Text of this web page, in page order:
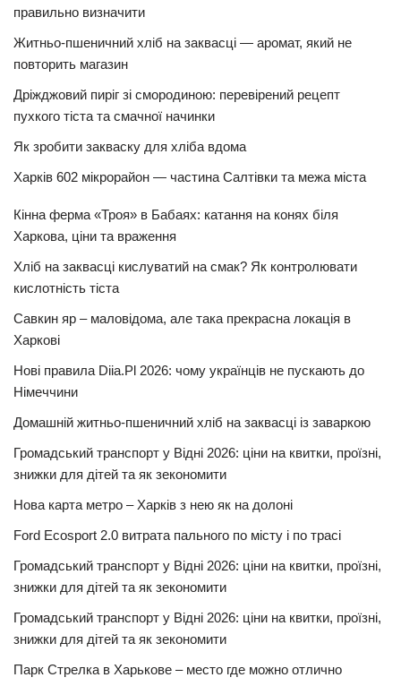
правильно визначити
Житньо-пшеничний хліб на заквасці — аромат, який не
повторить магазин
Дріжджовий пиріг зі смородиною: перевірений рецепт
пухкого тіста та смачної начинки
Як зробити закваску для хліба вдома
Харків 602 мікрорайон — частина Салтівки та межа міста
Кінна ферма «Троя» в Бабаях: катання на конях біля
Харкова, ціни та враження
Хліб на заквасці кислуватий на смак? Як контролювати
кислотність тіста
Савкин яр – маловідома, але така прекрасна локація в
Харкові
Нові правила Diia.Pl 2026: чому українців не пускають до
Німеччини
Домашній житньо-пшеничний хліб на заквасці із заваркою
Громадський транспорт у Відні 2026: ціни на квитки, проїзні,
знижки для дітей та як зекономити
Нова карта метро – Харків з нею як на долоні
Ford Ecosport 2.0 витрата пального по місту і по трасі
Громадський транспорт у Відні 2026: ціни на квитки, проїзні,
знижки для дітей та як зекономити
Громадський транспорт у Відні 2026: ціни на квитки, проїзні,
знижки для дітей та як зекономити
Парк Стрелка в Харькове – место где можно отлично